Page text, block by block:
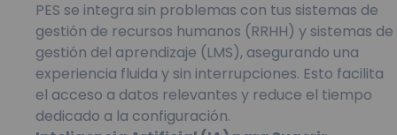
PES se integra sin problemas con tus sistemas de
gestión de recursos humanos (RRHH) y sistemas de
gestión del aprendizaje (LMS), asegurando una
experiencia fluida y sin interrupciones. Esto facilita
el acceso a datos relevantes y reduce el tiempo
dedicado a la configuración.